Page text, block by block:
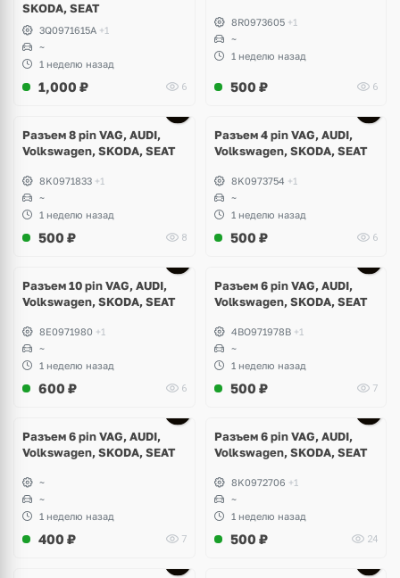
SKODA, SEAT
3Q0971615A +1
~
1 неделю назад
1,000 ₽ 6
8R0973605 +1
~
1 неделю назад
500 ₽ 6
Разъем 8 pin VAG, AUDI,
Volkswagen, SKODA, SEAT
8K0971833 +1
~
1 неделю назад
500 ₽ 8
Разъем 4 pin VAG, AUDI,
Volkswagen, SKODA, SEAT
8K0973754 +1
~
1 неделю назад
500 ₽ 6
Разъем 10 pin VAG, AUDI,
Volkswagen, SKODA, SEAT
8E0971980 +1
~
1 неделю назад
600 ₽ 6
Разъем 6 pin VAG, AUDI,
Volkswagen, SKODA, SEAT
4BO971978B +1
~
1 неделю назад
500 ₽ 7
Разъем 6 pin VAG, AUDI,
Volkswagen, SKODA, SEAT
~
~
1 неделю назад
400 ₽ 7
Разъем 6 pin VAG, AUDI,
Volkswagen, SKODA, SEAT
8K0972706 +1
~
1 неделю назад
500 ₽ 24